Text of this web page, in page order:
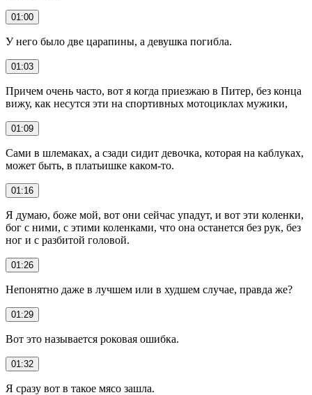
01:00
У него было две царапины, а девушка погибла.
01:03
Причем очень часто, вот я когда приезжаю в Питер, без конца
вижу, как несутся эти на спортивных мотоциклах мужики,
01:09
Сами в шлемаках, а сзади сидит девочка, которая на каблуках,
может быть, в платьишке каком-то.
01:16
Я думаю, боже мой, вот они сейчас упадут, и вот эти коленки,
бог с ними, с этими коленками, что она останется без рук, без
ног и с разбитой головой.
01:26
Непонятно даже в лучшем или в худшем случае, правда же?
01:29
Вот это называется роковая ошибка.
01:32
Я сразу вот в такое мясо зашла.